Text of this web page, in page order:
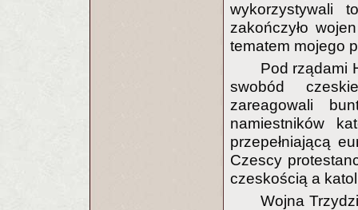
wykorzystywali
zakończyło
tematem mojego
Pod rządami
swobód
zareagowali
namiestników
przepełniającą
Czescy
czeskością a
Wojna